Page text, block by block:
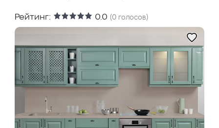
Рейтинг: 0.0 (0 голосов)